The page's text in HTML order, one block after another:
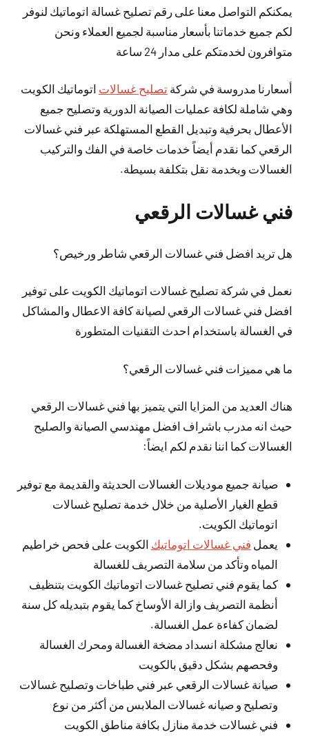
يمكنكم التواصل معنا على رقم تصليح غسالة اتوماتيك لنوفر
لكم جميع خدماتنا بأسعار مناسبة لجميع العملاء ونحن
متوافرون لخدمتكم على مدار 24 ساعة
أسعارنا مدروسة في شركة تصليح غسالات اتوماتيك الكويت
وهي شاملة لكافة عمليات الصيانة الدورية وتصليح جميع
الأعطال بحرفية وتبديل القطع المستهلكة عبر فني غسالات
الرقعي كما نقدم أيضاً خدمات خاصة في الفك والتركيب
الغسالات وبخدمة نقل بتكلفة بسيطة.
فني غسالات الرقعي
هل تريد افضل فني غسالات الرقعي شاطر ورخيص؟
نعمل في شركة تصليح غسالات اتوماتيك الكويت على توفير
افضل فني غسالات الرقعي لصيانة كافة الاعطال والمشاكل
في الغسالة باستخدام احدث التقنيات المتطورة
ما هي مميزات فني غسالات الرقعي؟
هناك العديد من المزايا التي يتميز بها فني غسالات الرقعي
حيث انه مدرب باشراف افضل مهندسي الصيانة والصليح
الغسالات كما اننا نقدم لكم ايضاً:
صيانة جميع موديلات الغسالات الحديثة والقديمة مع توفير
قطع الغيار الأصلية من خلال خدمة تصليح غسالات
اتوماتيك الكويت.
يعمل فني غسالات اتوماتيك الكويت على فحص خراطيم
المياه وتأكد من سلامة التصريف للغسالة
كما يقوم فني تصليح غسالات اتوماتيك الكويت بتنظيف
أنظمة التصريف وازالة الأوساخ كما يقوم بتبديله كل سنة
لضمان كفاءة عمل الغسالة.
نعالج مشكلة انسداد مضخة الغسالة ومحرك الغسالة
وفحصهم بشكل دقيق بالكويت
صيانة غسالات الرقعي عبر فني طباخات وتصليح غسالات
وتصليح و صيانه غسالات الملابس من أكثر من نوع
فني غسالات خدمة منازل بكافة مناطق الكويت